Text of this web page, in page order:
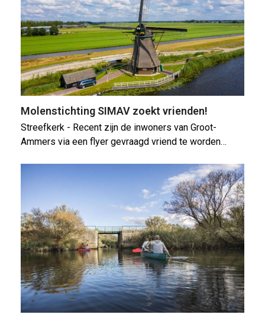
Molenstichting SIMAV zoekt vrienden!
Streefkerk - Recent zijn de inwoners van Groot-
Ammers via een flyer gevraagd vriend te worden…